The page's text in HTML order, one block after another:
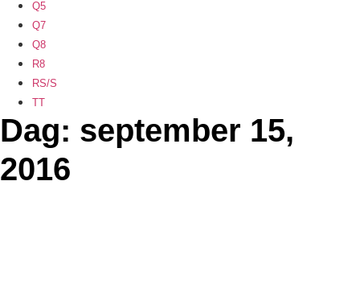
Q5
Q7
Q8
R8
RS/S
TT
Dag: september 15,
2016